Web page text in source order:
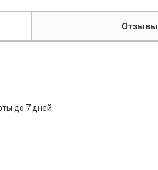
Отзывы
до 7 дней